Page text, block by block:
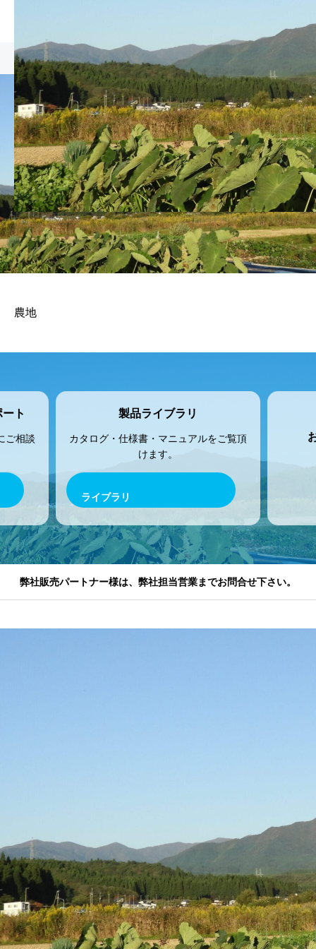
農地
農地
ト
ご相談
製品ライブラリ
カタログ・仕様書・マニュアルをご覧頂
けます。
ライブラリ
弊社販売パートナー様は、弊社担当営業までお問合せ下さい。